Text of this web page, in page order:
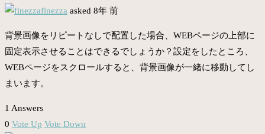
finezza asked 8年 前
背景画像をリピートなしで配置した場合、WEBページの上部に
固定表示させることはできるでしょうか？設定をしたところ、
WEBページをスクロールすると、背景画像が一緒に移動してし
まいます。
1 Answers
0 Vote Up Vote Down